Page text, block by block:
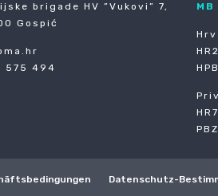
brigade HV ”Vukovi” 7,
Gospić
575 494
MB
Datenschutz-